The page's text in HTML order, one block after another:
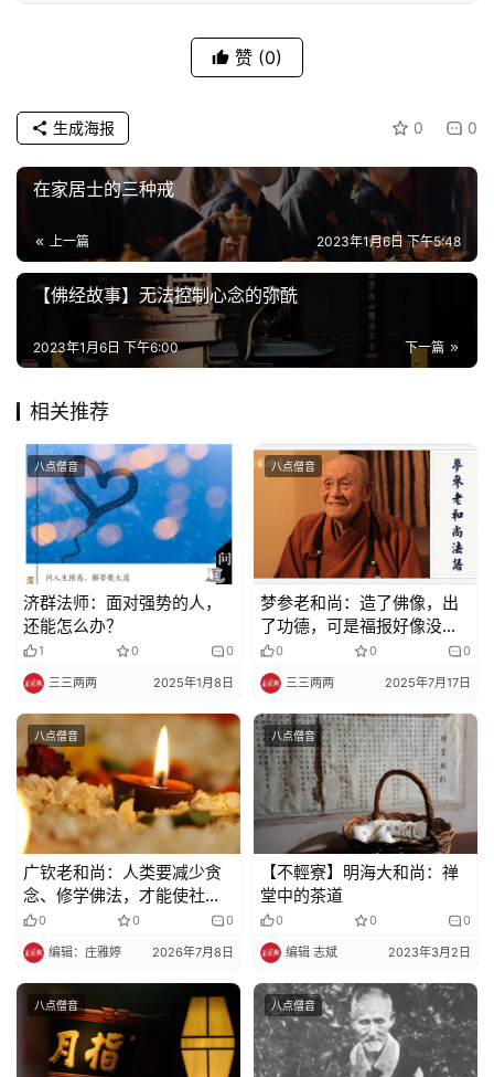
题
公
慈
善
教
物
寺
院
巡
礼
视
频
纪
录
佛
教
艺
术
政
策
规
赞 (0)
0 0
生成海报
在家居士的三种戒
上一篇 2023年1月6日 下午5:48
【佛经故事】无法控制心念的弥酰
下一篇
2023年1月6日 下午6:00
相关推荐
八点僧音
济群法师：面对强势的人，
还能怎么办？
1 0 0
三三两两 2025年1月8日
八点僧音
梦参老和尚：造了佛像，出
了功德，可是福报好像没有
来？
0 0 0
三三两两 2025年7月17日
八点僧音
广钦老和尚：人类要减少贪
念、修学佛法，才能使社会
安定、脱离轮回
0 0 0
编辑：庄雅婷 2026年7月8日
八点僧音
【不輕寮】明海大和尚：禅
堂中的茶道
0 0 0
编辑 志斌 2023年3月2日
八点僧音 八点僧音